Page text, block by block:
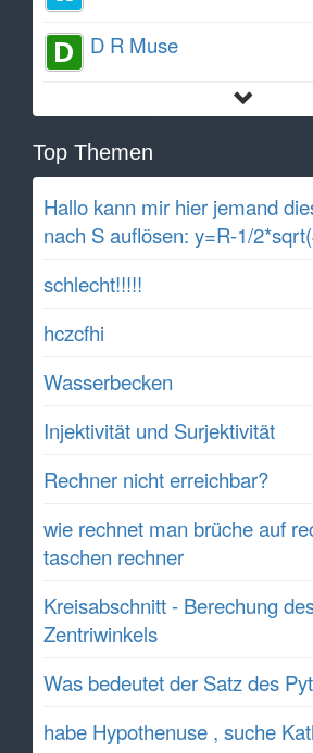
D R Muse
Top Themen
Hallo kann mir hier jemand
nach S auflösen: y=R-1/
schlecht!!!!!
hczcfhi
Wasserbecken
Injektivität und Surjektivität
Rechner nicht erreichbar?
wie rechnet man brüche auf
taschen rechner
Kreisabschnitt - Berechung
Zentriwinkels
Was bedeutet der Satz des
habe Hypothenuse , suche